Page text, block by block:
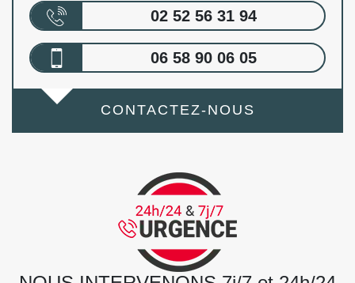
02 52 56 31 94
06 58 90 06 05
CONTACTEZ-NOUS